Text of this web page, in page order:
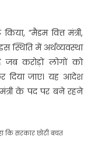
”मैडम वित्त मंत्री,
स्थिति में अर्थव्यवस्था
करोड़ों लोगों को
दिया जाए। यह आदेश
के पद पर बने रहने
कि सरकार छोटी बचत